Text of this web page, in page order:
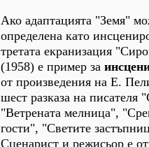
Ако адаптацията "Земя"
определена като
третата екранизация
(1958) е пример за
от произведения на Е.
шест разказа на писателя
"Ветрената мелница",
гости", "Светите
Сценарист и режисьор е